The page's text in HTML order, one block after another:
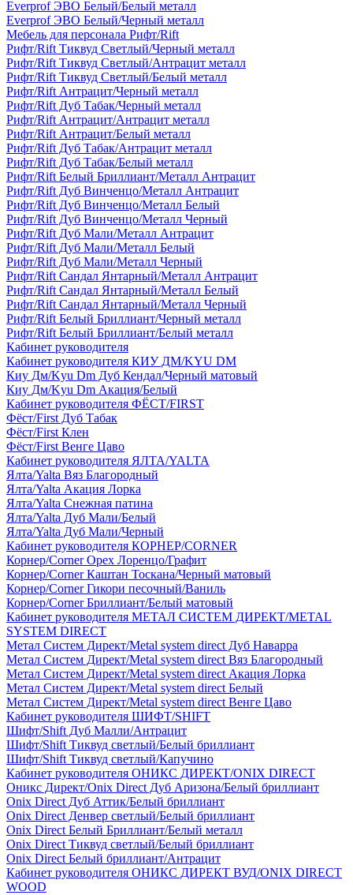
Everprof ЭВО Белый/Белый металл
Everprof ЭВО Белый/Черный металл
Мебель для персонала Рифт/Rift
Рифт/Rift Тиквуд Светлый/Черный металл
Рифт/Rift Тиквуд Светлый/Антрацит металл
Рифт/Rift Тиквуд Светлый/Белый металл
Рифт/Rift Антрацит/Черный металл
Рифт/Rift Дуб Табак/Черный металл
Рифт/Rift Антрацит/Антрацит металл
Рифт/Rift Антрацит/Белый металл
Рифт/Rift Дуб Табак/Антрацит металл
Рифт/Rift Дуб Табак/Белый металл
Рифт/Rift Белый Бриллиант/Металл Антрацит
Рифт/Rift Дуб Винченцо/Металл Антрацит
Рифт/Rift Дуб Винченцо/Металл Белый
Рифт/Rift Дуб Винченцо/Металл Черный
Рифт/Rift Дуб Мали/Металл Антрацит
Рифт/Rift Дуб Мали/Металл Белый
Рифт/Rift Дуб Мали/Металл Черный
Рифт/Rift Сандал Янтарный/Металл Антрацит
Рифт/Rift Сандал Янтарный/Металл Белый
Рифт/Rift Сандал Янтарный/Металл Черный
Рифт/Rift Белый Бриллиант/Черный металл
Рифт/Rift Белый Бриллиант/Белый металл
Кабинет руководителя
Кабинет руководителя КИУ ДМ/KYU DM
Киу Дм/Kyu Dm Дуб Кендал/Черный матовый
Киу Дм/Kyu Dm Акация/Белый
Кабинет руководителя ФЁСТ/FIRST
Фёст/First Дуб Табак
Фёст/First Клен
Фёст/First Венге Цаво
Кабинет руководителя ЯЛТА/YALTA
Ялта/Yalta Вяз Благородный
Ялта/Yalta Акация Лорка
Ялта/Yalta Снежная патина
Ялта/Yalta Дуб Мали/Белый
Ялта/Yalta Дуб Мали/Черный
Кабинет руководителя КОРНЕР/CORNER
Корнер/Corner Орех Лоренцо/Графит
Корнер/Corner Каштан Тоскана/Черный матовый
Корнер/Corner Гикори песочный/Ваниль
Корнер/Corner Бриллиант/Белый матовый
Кабинет руководителя МЕТАЛ СИСТЕМ ДИРЕКТ/METAL
SYSTEM DIRECT
Метал Систем Директ/Metal system direct Дуб Наварра
Метал Систем Директ/Metal system direct Вяз Благородный
Метал Систем Директ/Metal system direct Акация Лорка
Метал Систем Директ/Metal system direct Белый
Метал Систем Директ/Metal system direct Венге Цаво
Кабинет руководителя ШИФТ/SHIFT
Шифт/Shift Дуб Малли/Антрацит
Шифт/Shift Тиквуд светлый/Белый бриллиант
Шифт/Shift Тиквуд светлый/Капучино
Кабинет руководителя ОНИКС ДИРЕКТ/ONIX DIRECT
Оникс Директ/Onix Direct Дуб Аризона/Белый бриллиант
Onix Direct Дуб Аттик/Белый бриллиант
Onix Direct Денвер светлый/Белый бриллиант
Onix Direct Белый Бриллиант/Белый металл
Onix Direct Тиквуд светлый/Белый бриллиант
Onix Direct Белый бриллиант/Антрацит
Кабинет руководителя ОНИКС ДИРЕКТ ВУД/ONIX DIRECT
WOOD